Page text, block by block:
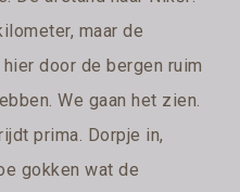
maar de
door de bergen ruim
We gaan het zien.
prima. Dorpje in,
gokken wat de